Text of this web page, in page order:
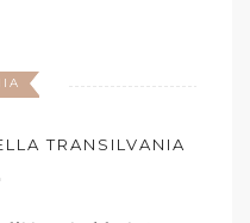
TRANSILVANIA